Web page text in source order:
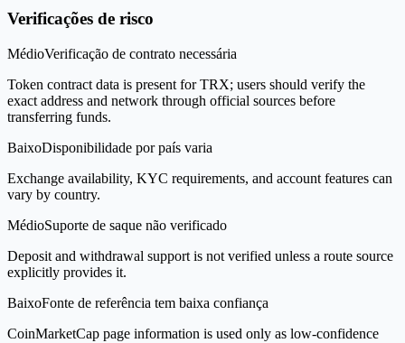
Verificações de risco
MédioVerificação de contrato necessária
Token contract data is present for TRX; users should verify the
exact address and network through official sources before
transferring funds.
BaixoDisponibilidade por país varia
Exchange availability, KYC requirements, and account features can
vary by country.
MédioSuporte de saque não verificado
Deposit and withdrawal support is not verified unless a route source
explicitly provides it.
BaixoFonte de referência tem baixa confiança
CoinMarketCap page information is used only as low-confidence